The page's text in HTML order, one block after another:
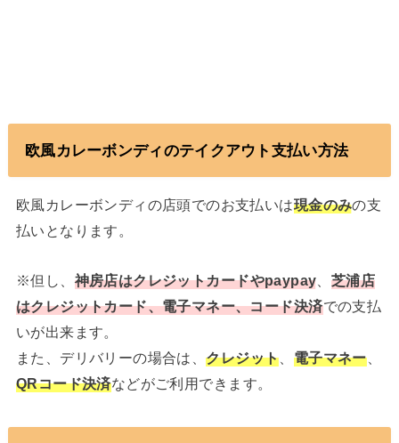
欧風カレーボンディのテイクアウト支払い方法
欧風カレーボンディの店頭でのお支払いは現金のみの支
払いとなります。
※但し、 神房店はクレジットカードやpaypay
芝浦店
はクレジットカード、電子マネー、コード決済での支払
いが出来ます。
また、デリバリーの場合は、クレジット 電子マネー、
QRコード決済などがご利用できます。